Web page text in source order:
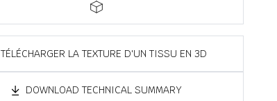
TÉLÉCHARGER LA TEXTURE D'UN TISSU EN 3D
DOWNLOAD TECHNICAL SUMMARY